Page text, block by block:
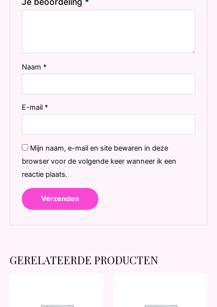
Naam *
E-mail *
Mijn naam, e-mail en site bewaren in deze
browser voor de volgende keer wanneer ik een
reactie plaats.
GERELATEERDE PRODUCTEN